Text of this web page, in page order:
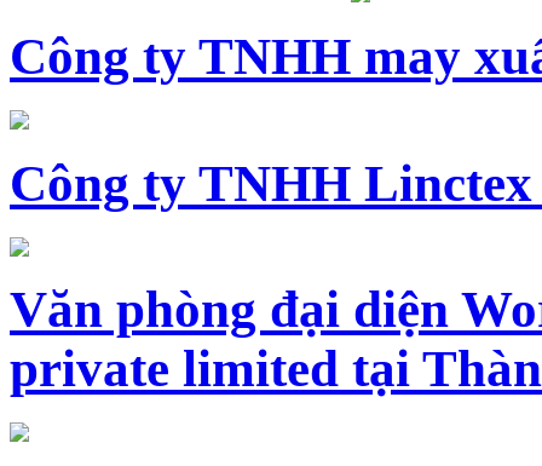
Công ty TNHH may
Công ty TNHH Linctex
Văn phòng đại diện
private limited tại